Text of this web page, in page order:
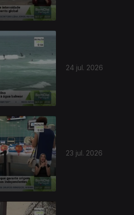
24 jul. 2026
23 jul. 2026